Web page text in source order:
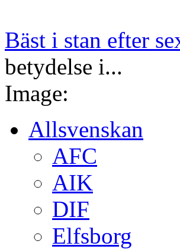
Bäst i stan efter
betydelse i...
Image:
Allsvenskan
AFC
AIK
DIF
Elfsborg